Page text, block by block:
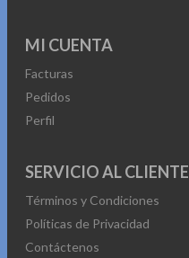
MI CUENTA
Facturas
Pedidos
Perfil
SERVICIO AL CLIENTE
Términos y Condiciones
Políticas de Privacidad
Contáctenos